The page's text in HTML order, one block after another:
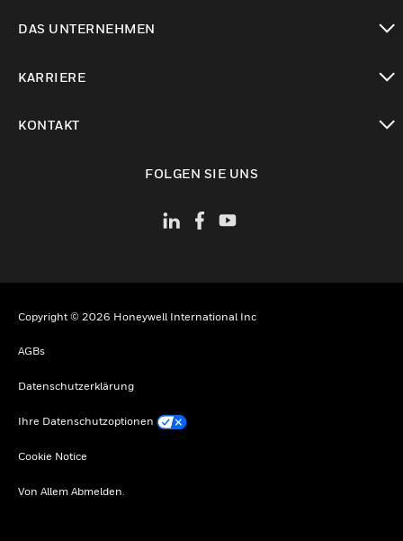
DAS UNTERNEHMEN
KARRIERE
KONTAKT
FOLGEN SIE UNS
Copyright © 2026 Honeywell International Inc
AGBs
Datenschutzerklärung
Ihre Datenschutzoptionen
Cookie Notice
Von Allem Abmelden.